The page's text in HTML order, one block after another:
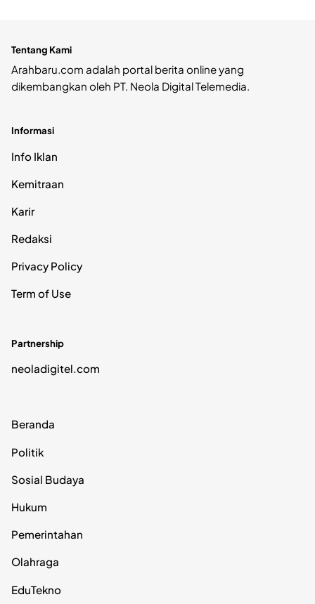
Tentang Kami
Arahbaru.com adalah portal berita online yang
dikembangkan oleh PT. Neola Digital Telemedia.
Informasi
Info Iklan
Kemitraan
Karir
Redaksi
Privacy Policy
Term of Use
Partnership
neoladigitel.com
Beranda
Politik
Sosial Budaya
Hukum
Pemerintahan
Olahraga
EduTekno